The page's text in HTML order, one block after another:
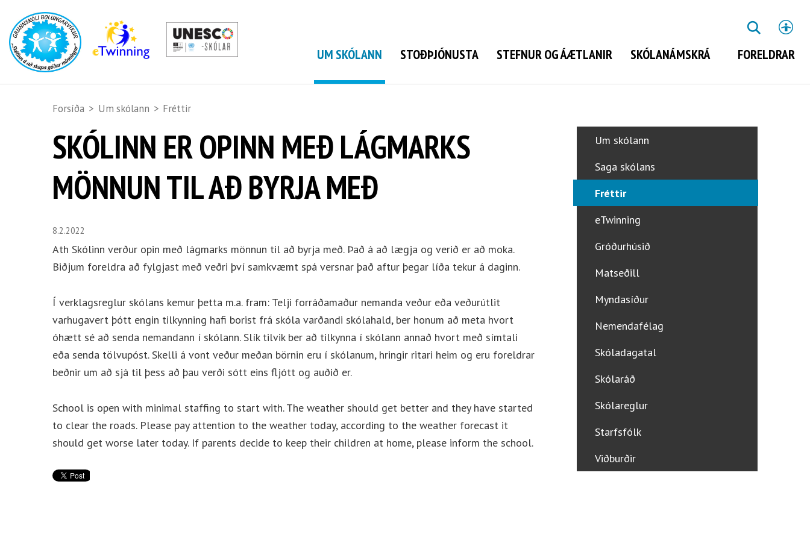
SKÓLINN ER OPINN MEÐ LÁGMARKS
MÖNNUN TIL AÐ BYRJA MEÐ
8.2.2022
Ath Skólinn verður opin með lágmarks mönnun til að byrja með. Það á að lægja og verið er að moka.
Biðjum foreldra að fylgjast með veðri því samkvæmt spá versnar það aftur þegar líða tekur á daginn.
Í verklagsreglur skólans kemur þetta m.a. fram: Telji forráðamaður nemanda veður eða veðurútlit
varhugavert þótt engin tilkynning hafi borist frá skóla varðandi skólahald, ber honum að meta hvort
óhætt sé að senda nemandann í skólann. Slík tilvik ber að tilkynna í skólann annað hvort með símtali
eða senda tölvupóst. Skelli á vont veður meðan börnin eru í skólanum, hringir ritari heim og eru foreldrar
beðnir um að sjá til þess að þau verði sótt eins fljótt og auðið er.
School is open with minimal staffing to start with. The weather should get better and they have started
to clear the roads. Please pay attention to the weather today, according to the weather forecast it
should get worse later today. If parents decide to keep their children at home, please inform the school.
Forsíða > Um skólann > Fréttir
UM SKÓLANN STOÐÞJÓNUSTA STEFNUR OG ÁÆTLANIR SKÓLANÁMSKRÁ FORELDRAR
LEITA
Um skólann
Saga skólans
Fréttir
eTwinning
Gróðurhúsið
Matseðill
Myndasíður
Nemendafélag
Skóladagatal
Skólaráð
Skólareglur
Starfsfólk
Viðburðir